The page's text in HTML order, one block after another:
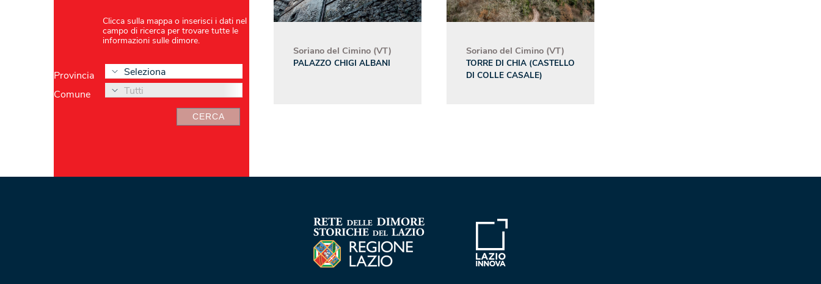
Clicca sulla mappa o inserisci i dati nel
campo di ricerca per trovare tutte le
informazioni sulle dimore.
Provincia
Seleziona
Comune
Tutti
Soriano del Cimino (VT)
PALAZZO CHIGI ALBANI
Soriano del Cimino (VT)
TORRE DI CHIA (CASTELLO
DI COLLE CASALE)